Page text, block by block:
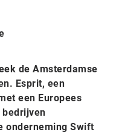
de Amsterdamse
Esprit, een
een Europees
onderneming Swift